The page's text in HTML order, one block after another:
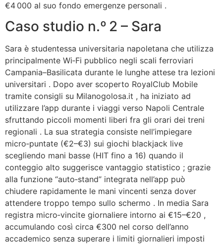
€4 000 al suo fondo emergenze personali .
Caso studio n.º 2 – Sara
Sara è studentessa universitaria napoletana che utilizza
principalmente Wi‑Fi pubblico negli scali ferroviari
Campania–Basilicata durante le lunghe attese tra lezioni
universitari . Dopo aver scoperto RoyalClub Mobile
tramite consigli su Milanogolosa.it , ha iniziato ad
utilizzare l’app durante i viaggi verso Napoli Centrale
sfruttando piccoli momenti liberi fra gli orari dei treni
regionali . La sua strategia consiste nell’impiegare
micro‑puntate (€2–€3) sui giochi blackjack live
scegliendo mani basse (HIT fino a 16) quando il
conteggio alto suggerisce vantaggio statistico ; grazie
alla funzione “auto‑stand” integrata nell’app può
chiudere rapidamente le mani vincenti senza dover
attendere troppo tempo sullo schermo . In media Sara
registra micro‑vincite giornaliere intorno ai €15–€20 ,
accumulando così circa €300 nel corso dell’anno
accademico senza superare i limiti giornalieri imposti